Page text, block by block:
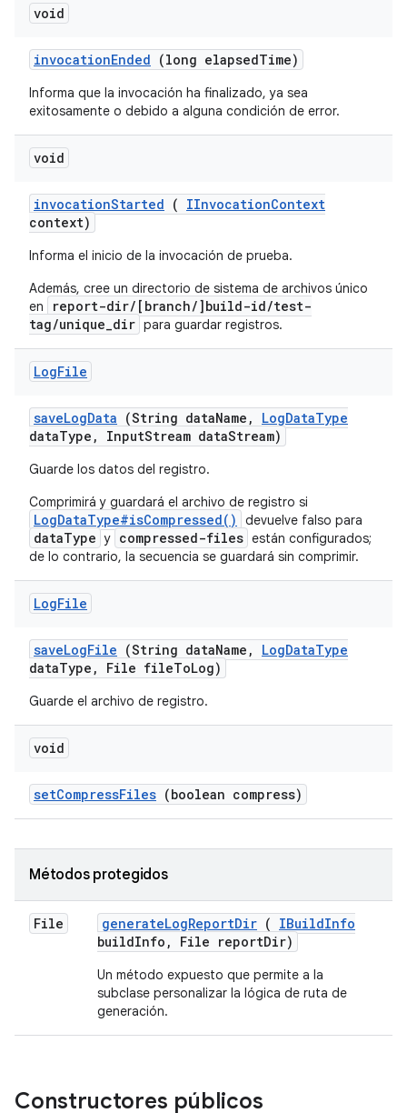
void
invocationEnded (long elapsedTime)
Informa que la invocación ha finalizado, ya sea
exitosamente o debido a alguna condición de error.
void
invocationStarted ( IInvocationContext
context)
Informa el inicio de la invocación de prueba.
Además, cree un directorio de sistema de archivos único
en
report-dir/[branch/]build-id/test-
tag/unique_dir para guardar registros.
LogFile
saveLogData (String dataName , LogDataType
dataType , InputStream dataStream)
Guarde los datos del registro.
Comprimirá y guardará el archivo de registro si
LogDataType#isCompressed() devuelve falso para
dataType y compressed-files están configurados;
de lo contrario, la secuencia se guardará sin comprimir.
LogFile
saveLogFile (String dataName , LogDataType
dataType , File fileToLog)
Guarde el archivo de registro.
void
setCompressFiles (boolean compress)
Métodos protegidos
File generateLogReportDir ( IBuildInfo
buildInfo , File reportDir)
Un método expuesto que permite a la
subclase personalizar la lógica de ruta de
generación.
Constructores públicos